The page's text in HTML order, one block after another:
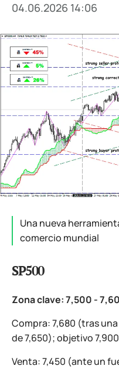
04.06.2026 14:06
Una nueva
comercio mundial
SP500
Zona clave: 7,500 -
Compra: 7,680 (tras
de 7,650); objetivo
Venta: 7,450 (ante un